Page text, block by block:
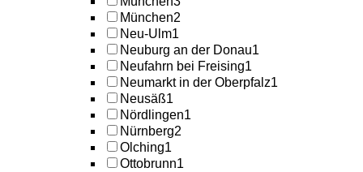
München2
Neu-Ulm1
Neuburg an der Donau1
Neufahrn bei Freising1
Neumarkt in der Oberpfalz1
Neusäß1
Nördlingen1
Nürnberg2
Olching1
Ottobrunn1